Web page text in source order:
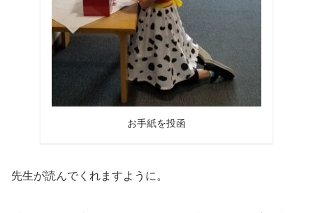
お手紙を投函
先生が読んでくれますように。